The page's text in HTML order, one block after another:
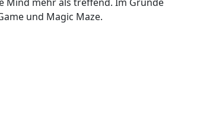
und Magic Maze.